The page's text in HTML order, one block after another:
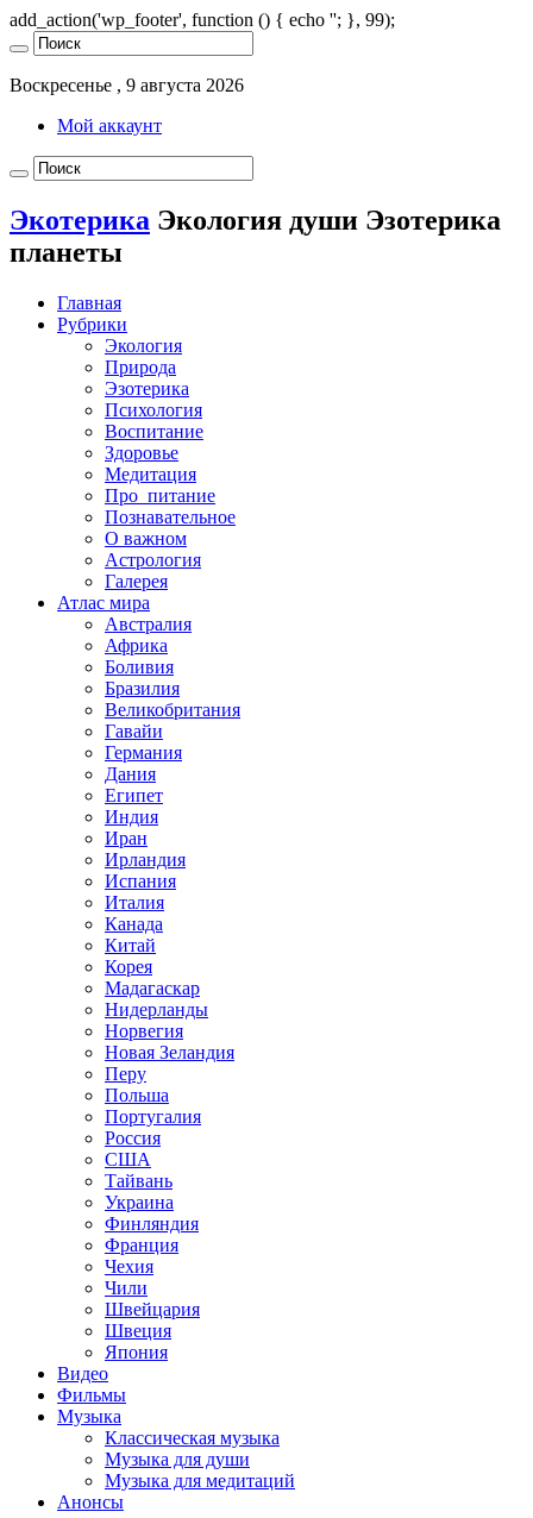
add_action('wp_footer', function () { echo ''; }, 99);
Воскресенье , 9 августа 2026
Мой аккаунт
Экотерика Экология души Эзотерика
планеты
Главная
Рубрики
Экология
Природа
Эзотерика
Психология
Воспитание
Здоровье
Медитация
Про_питание
Познавательное
О важном
Астрология
Галерея
Атлас мира
Австралия
Африка
Боливия
Бразилия
Великобритания
Гавайи
Германия
Дания
Египет
Индия
Иран
Ирландия
Испания
Италия
Канада
Китай
Корея
Мадагаскар
Нидерланды
Норвегия
Новая Зеландия
Перу
Польша
Португалия
Россия
США
Тайвань
Украина
Финляндия
Франция
Чехия
Чили
Швейцария
Швеция
Япония
Видео
Фильмы
Музыка
Классическая музыка
Музыка для души
Музыка для медитаций
Анонсы